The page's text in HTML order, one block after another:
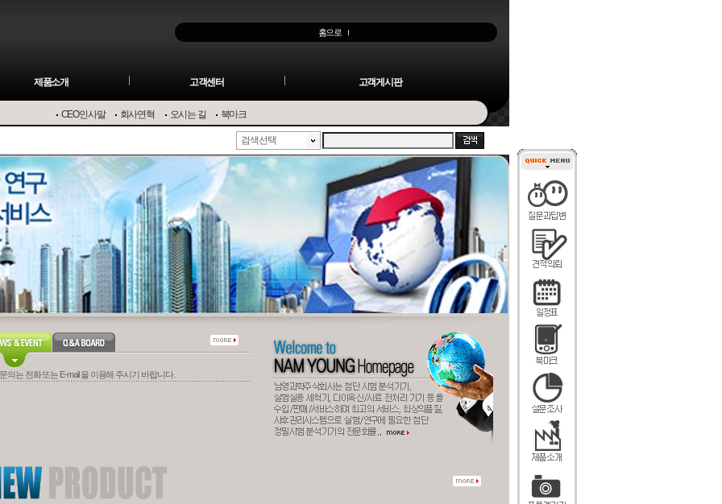
홈으로
제품소개 고객센터 고객게시판
CEO인사말 회사연혁 오시는 길 북마크
검색선택
의는 전화 또는 E-mail 을 이용해 주시기 바랍니다.
Preparative LC
Osmometer K-7400 (삼투
SMB (Simulated Moving
Preparative Pump 1800
Module 6000
(펌..
HPLC/UHP..
다이옥신/시료 정제 장비